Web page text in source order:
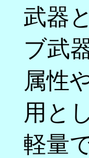
武器
ブ武
属性
用と
軽量